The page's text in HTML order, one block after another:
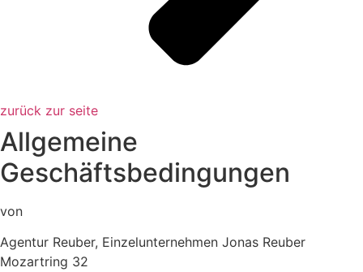
zurück zur seite
Allgemeine
Geschäftsbedingungen
von
Agentur Reuber, Einzelunternehmen Jonas Reuber
Mozartring 32